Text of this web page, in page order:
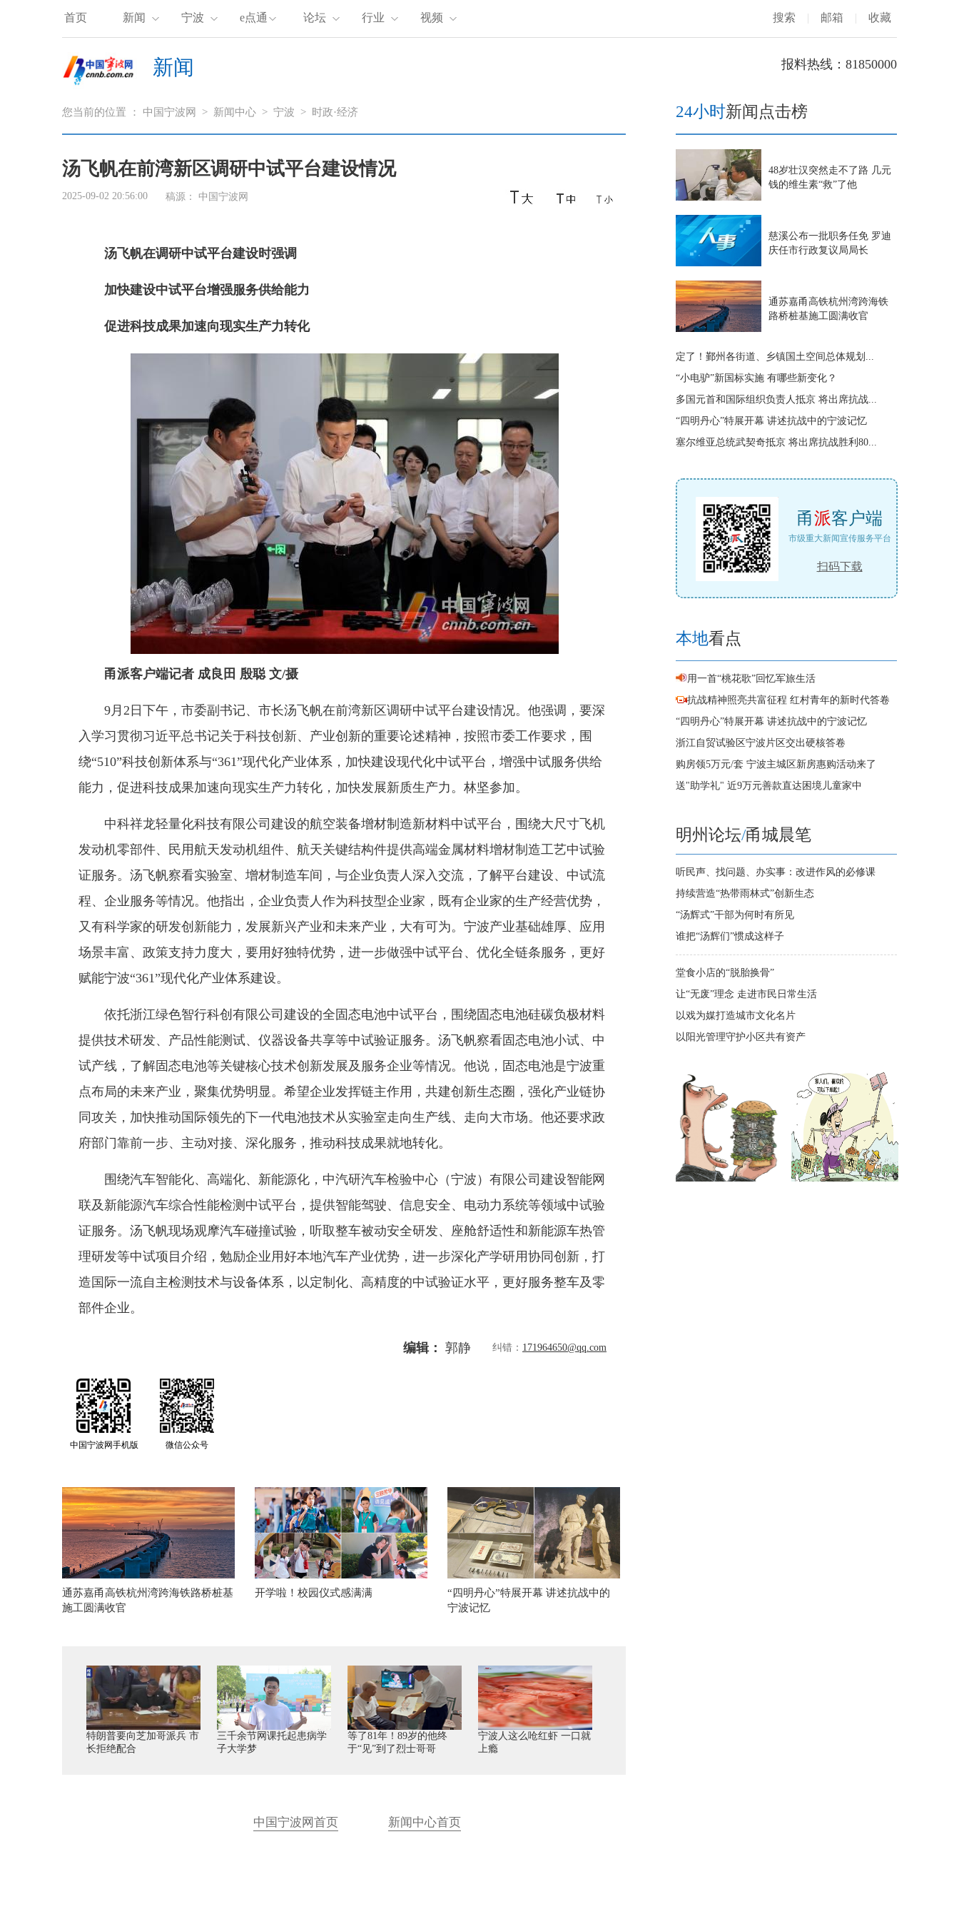
首页 新闻 宁波 e点通 论坛 行业 视频 搜索 | 邮箱 | 收藏
新闻 报料热线：81850000
您当前的位置 ： 中国宁波网 > 新闻中心 > 宁波 > 时政·经济
汤飞帆在前湾新区调研中试平台建设情况
2025-09-02 20:56:00 稿源： 中国宁波网
汤飞帆在调研中试平台建设时强调
加快建设中试平台增强服务供给能力
促进科技成果加速向现实生产力转化
甬派客户端记者 成良田 殷聪 文/摄
9月2日下午，市委副书记、市长汤飞帆在前湾新区调研中试平台建设情况。他强调，要深
入学习贯彻习近平总书记关于科技创新、产业创新的重要论述精神，按照市委工作要求，围
绕“510”科技创新体系与“361”现代化产业体系，加快建设现代化中试平台，增强中试服务供给
能力，促进科技成果加速向现实生产力转化，加快发展新质生产力。林坚参加。
中科祥龙轻量化科技有限公司建设的航空装备增材制造新材料中试平台，围绕大尺寸飞机
发动机零部件、民用航天发动机组件、航天关键结构件提供高端金属材料增材制造工艺中试验
证服务。汤飞帆察看实验室、增材制造车间，与企业负责人深入交流，了解平台建设、中试流
程、企业服务等情况。他指出，企业负责人作为科技型企业家，既有企业家的生产经营优势，
又有科学家的研发创新能力，发展新兴产业和未来产业，大有可为。宁波产业基础雄厚、应用
场景丰富、政策支持力度大，要用好独特优势，进一步做强中试平台、优化全链条服务，更好
赋能宁波“361”现代化产业体系建设。
依托浙江绿色智行科创有限公司建设的全固态电池中试平台，围绕固态电池硅碳负极材料
提供技术研发、产品性能测试、仪器设备共享等中试验证服务。汤飞帆察看固态电池小试、中
试产线，了解固态电池等关键核心技术创新发展及服务企业等情况。他说，固态电池是宁波重
点布局的未来产业，聚集优势明显。希望企业发挥链主作用，共建创新生态圈，强化产业链协
同攻关，加快推动国际领先的下一代电池技术从实验室走向生产线、走向大市场。他还要求政
府部门靠前一步、主动对接、深化服务，推动科技成果就地转化。
围绕汽车智能化、高端化、新能源化，中汽研汽车检验中心（宁波）有限公司建设智能网
联及新能源汽车综合性能检测中试平台，提供智能驾驶、信息安全、电动力系统等领域中试验
证服务。汤飞帆现场观摩汽车碰撞试验，听取整车被动安全研发、座舱舒适性和新能源车热管
理研发等中试项目介绍，勉励企业用好本地汽车产业优势，进一步深化产学研用协同创新，打
造国际一流自主检测技术与设备体系，以定制化、高精度的中试验证水平，更好服务整车及零
部件企业。
编辑： 郭静 纠错： 171964650@qq.com
中国宁波网手机版 微信公众号
通苏嘉甬高铁杭州湾跨海铁路桥桩基
施工圆满收官
开学啦！校园仪式感满满
“四明丹心”特展开幕 讲述抗战中的
宁波记忆
特朗普要向芝加哥派兵 市
长拒绝配合
三千余节网课托起患病学
子大学梦
等了81年！89岁的他终
于“见”到了烈士哥哥
宁波人这么呛红虾 一口就
上瘾
中国宁波网首页 新闻中心首页
24小时新闻点击榜
48岁壮汉突然走不了路 几元
钱的维生素“救”了他
慈溪公布一批职务任免 罗迪
庆任市行政复议局局长
通苏嘉甬高铁杭州湾跨海铁
路桥桩基施工圆满收官
定了！鄞州各街道、乡镇国土空间总体规划...
“小电驴”新国标实施 有哪些新变化？
多国元首和国际组织负责人抵京 将出席抗战...
“四明丹心”特展开幕 讲述抗战中的宁波记忆
塞尔维亚总统武契奇抵京 将出席抗战胜利80...
甬派客户端
市级重大新闻宣传服务平台
扫码下载
本地看点
用一首“桃花歌”回忆军旅生活
抗战精神照亮共富征程 红村青年的新时代答卷
“四明丹心”特展开幕 讲述抗战中的宁波记忆
浙江自贸试验区宁波片区交出硬核答卷
购房领5万元/套 宁波主城区新房惠购活动来了
送"助学礼" 近9万元善款直达困境儿童家中
明州论坛/甬城晨笔
听民声、找问题、办实事：改进作风的必修课
持续营造“热带雨林式”创新生态
“汤辉式”干部为何时有所见
谁把“汤辉们”惯成这样子
堂食小店的“脱胎换骨”
让“无废”理念 走进市民日常生活
以戏为媒打造城市文化名片
以阳光管理守护小区共有资产